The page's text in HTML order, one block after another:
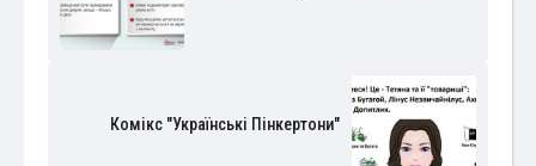
Комікс "Українські Пінкертони"